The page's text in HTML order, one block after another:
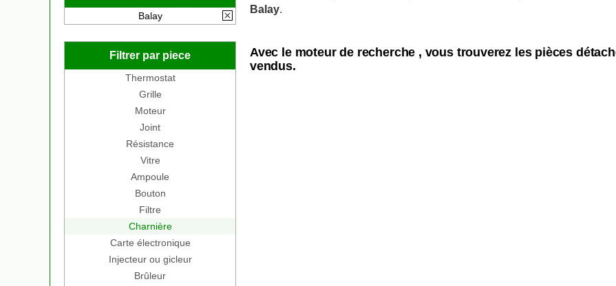
Balay
Filtrer par piece
Thermostat
Grille
Moteur
Joint
Résistance
Vitre
Ampoule
Bouton
Filtre
Charnière
Carte électronique
Injecteur ou gicleur
Brûleur
Balay.
Avec le moteur de recherche , vous trouverez les pièces
vendus.